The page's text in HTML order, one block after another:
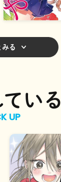
みる
い
UP